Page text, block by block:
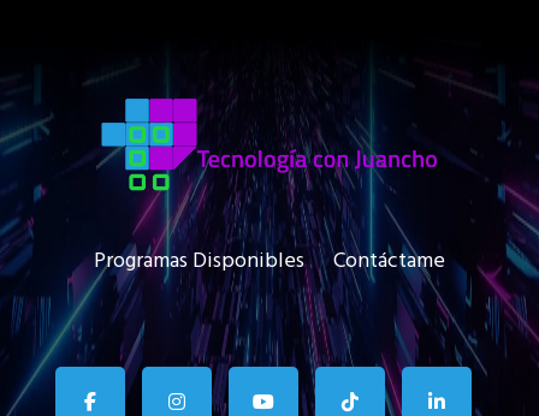
Programas Disponibles Contáctame